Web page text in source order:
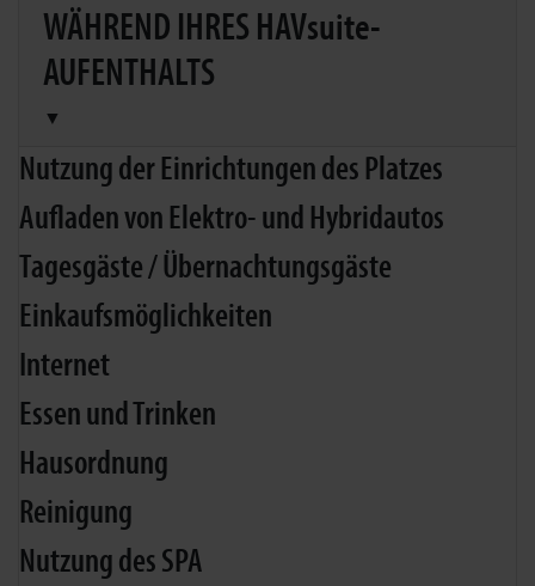
WÄHREND IHRES HAVsuite-
AUFENTHALTS
▼
Nutzung der Einrichtungen des Platzes
Aufladen von Elektro- und Hybridautos
Tagesgäste / Übernachtungsgäste
Einkaufsmöglichkeiten
Internet
Essen und Trinken
Hausordnung
Reinigung
Nutzung des SPA